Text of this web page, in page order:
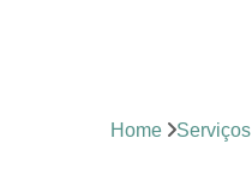
Home Serviços